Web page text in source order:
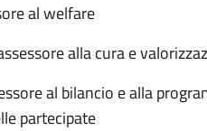
al welfare
alla cura e
al bilancio e alla
partecipate